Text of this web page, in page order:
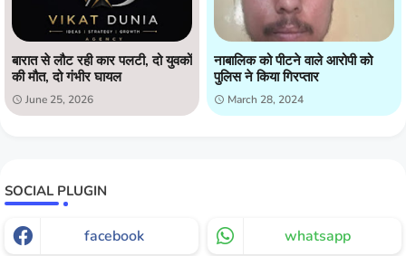
बारात से लौट रही कार पलटी, दो युवकों
की मौत, दो गंभीर घायल
June 25, 2026
नाबालिक को पीटने वाले आरोपी को
पुलिस ने किया गिरप्तार
March 28, 2024
SOCIAL PLUGIN
facebook whatsapp